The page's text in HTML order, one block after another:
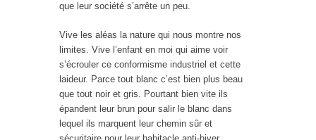
que leur société s’arrête un peu.
Vive les aléas la nature qui nous montre nos
limites. Vive l’enfant en moi qui aime voir
s’écrouler ce conformisme industriel et cette
laideur. Parce tout blanc c’est bien plus beau
que tout noir et gris. Pourtant bien vite ils
épandent leur brun pour salir le blanc dans
lequel ils marquent leur chemin sûr et